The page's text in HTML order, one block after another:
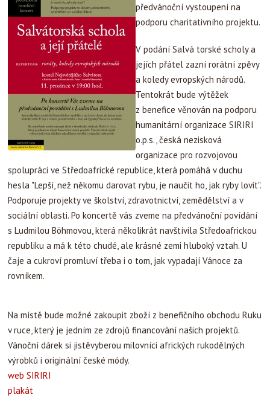
předvánoční vystoupení na
podporu charitativního projektu.
V podání Salvá torské scholy a
jejích přátel zazní rorátní zpěvy
a koledy evropských národů.
Tentokrát bude výtěžek
z benefice věnován na podporu
humanitární organizace SIRIRI
o.p.s., česká nezisková
organizace pro rozvojovou
spolupráci ve Středoafrické republice, která pomáhá v duchu
hesla "Lepší, než někomu darovat rybu, je naučit ho, jak ryby lovit".
Podporuje projekty ve školství, zdravotnictví, zemědělství a v
sociální oblasti. Po koncertě vás zveme na předvánoční povídání
s Ludmilou Böhmovou, která několikrát navštívila Středoafrickou
republiku a má k této chudé, ale krásné zemi hluboký vztah. U
čaje a cukroví promluví třeba i o tom, jak vypadají Vánoce za
rovníkem.
Na místě bude možné zakoupit zboží z benefičního obchodu Ruku
v ruce, který je jedním ze zdrojů financování našich projektů.
Vánoční dárek si jistěvyberou milovníci afrických rukodělných
výrobků i originální české módy.
web SIRIRI
plakát